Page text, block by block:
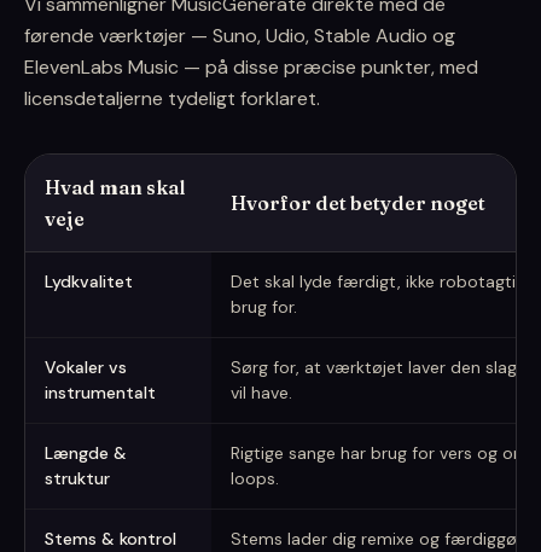
førende værktøjer — Suno, Udio, Stable Audio og
ElevenLabs Music — på disse præcise punkter, med
licensdetaljerne tydeligt forklaret.
Hvad man skal
veje
Hvorfor det betyder noget
Lydkvalitet
Det skal lyde færdigt, ikke robotagtigt,
brug for.
Vokaler vs
instrumentalt
Sørg for, at værktøjet laver den slags
vil have.
Længde &
struktur
Rigtige sange har brug for vers og
loops.
Stems & kontrol
Stems lader dig remixe og færdiggøre